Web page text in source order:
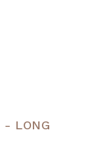
- LONG